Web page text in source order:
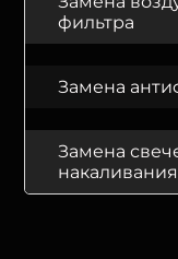
фильтра
Замена
Замена
накаливания